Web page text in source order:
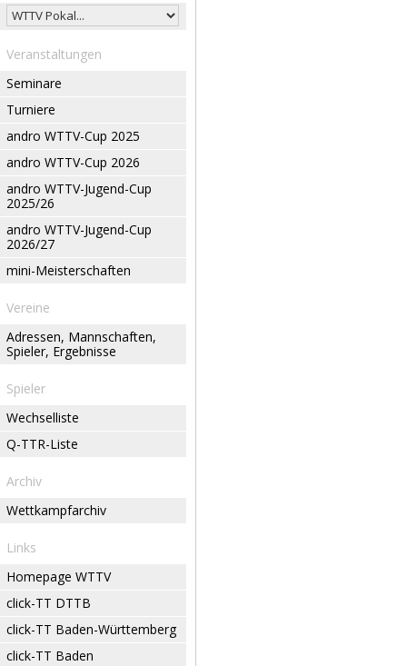
Veranstaltungen
Seminare
Turniere
andro WTTV-Cup 2025
andro WTTV-Cup 2026
andro WTTV-Jugend-Cup
2025/26
andro WTTV-Jugend-Cup
2026/27
mini-Meisterschaften
Vereine
Adressen, Mannschaften,
Spieler, Ergebnisse
Spieler
Wechselliste
Q-TTR-Liste
Archiv
Wettkampfarchiv
Links
Homepage WTTV
click-TT DTTB
click-TT Baden-Württemberg
click-TT Baden